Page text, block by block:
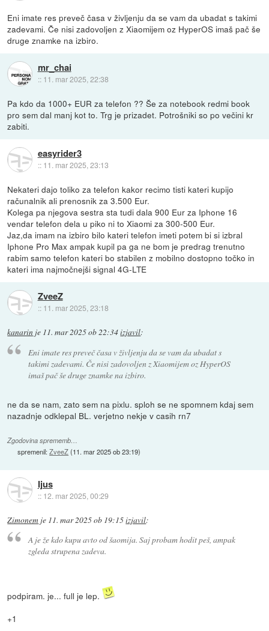
Eni imate res preveč časa v življenju da se vam da ubadat s takimi
zadevami. Če nisi zadovoljen z Xiaomijem oz HyperOS imaš pač še
druge znamke na izbiro.
mr_chai
:: 11. mar 2025, 22:38
Pa kdo da 1000+ EUR za telefon ?? Še za notebook redmi book
pro sem dal manj kot to. Trg je prizadet. Potrošniki so po večini kr
zabiti.
easyrider3
:: 11. mar 2025, 23:13
Nekateri dajo toliko za telefon kakor recimo tisti kateri kupijo
računalnik ali prenosnik za 3.500 Eur.
Kolega pa njegova sestra sta tudi dala 900 Eur za Iphone 16
vendar telefon dela u piko ni to Xiaomi za 300-500 Eur.
Jaz,da imam na izbiro bilo kateri telefon imeti potem bi si izbral
Iphone Pro Max ampak kupil pa ga ne bom je predrag trenutno
rabim samo telefon kateri bo stabilen z mobilno dostopno točko in
kateri ima najmočnejši signal 4G-LTE
ZveeZ
:: 11. mar 2025, 23:18
kanarin je 11. mar 2025 ob 22:34izjavil:
Eni imate res preveč časa v življenju da se vam da ubadat s
takimi zadevami. Če nisi zadovoljen z Xiaomijem oz HyperOS
imaš pač še druge znamke na izbiro.
ne da se nam, zato sem na pixlu. sploh se ne spomnem kdaj sem
nazadnje odklepal BL. verjetno nekje v casih rn7
Zgodovina sprememb…
spremenil:ZveeZ(11. mar 2025 ob 23:19)
Ijus
:: 12. mar 2025, 00:29
Zimonem je 11. mar 2025 ob 19:15izjavil:
A je že kdo kupu avto od šaomija. Saj probam hodit peš, ampak
zgleda strupena zadeva.
podpiram. je... full je lep.
+1